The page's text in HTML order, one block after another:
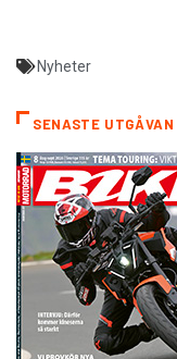
Nyheter
SENASTE UTGÅVAN